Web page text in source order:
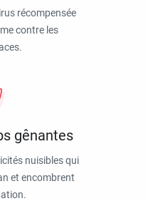
récompensée
contre les
gênantes
nuisibles qui
et encombrent